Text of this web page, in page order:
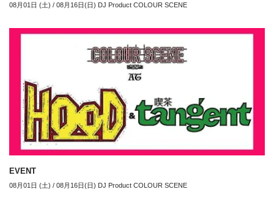
08月01日 (土) / 08月16日(日) DJ Product COLOUR SCENE
EVENT
08月01日 (土) / 08月16日(日) DJ Product COLOUR SCENE